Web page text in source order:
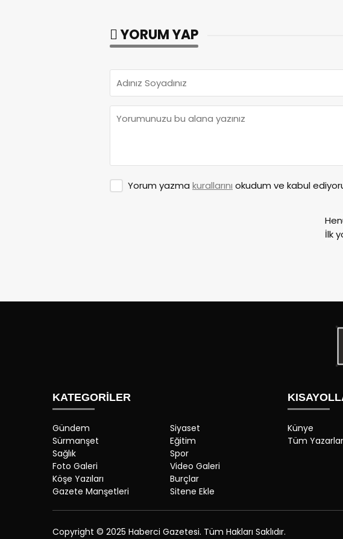
YORUM YAP
Yorum yazma kurallarını okudum ve kabul
İlk
KATEGORİLER
Gündem
Siyaset
Sürmanşet
Eğitim
Sağlık
Spor
Foto Galeri
Video Galeri
Köşe Yazıları
Burçlar
Gazete Manşetleri
Sitene Ekle
Künye
Tüm Yazarlar
Copyright © 2025 Haberci Gazetesi. Tüm Hakları Saklıdır.